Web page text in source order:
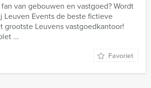
van gebouwen en vastgoed? Wordt
Leuven Events de beste fictieve
grootste Leuvens vastgoedkantoor!
...
Favoriet